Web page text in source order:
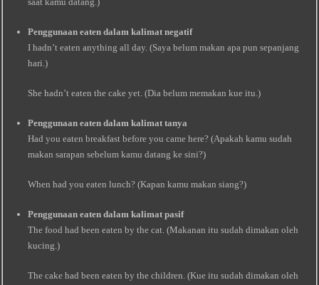
Penggunaan eaten dalam kalimat negatif
I hadn’t eaten anything all day. (Saya belum makan apa pun sepanjang
hari.)
She hadn’t eaten the cake yet. (Dia belum memakan kue itu.)
Penggunaan eaten dalam kalimat tanya
Had you eaten breakfast before you came here? (Apakah kamu sudah
makan sarapan sebelum kamu datang ke sini?)
When had you eaten lunch? (Kapan kamu makan siang?)
Penggunaan eaten dalam kalimat pasif
The food had been eaten by the cat. (Makanan itu sudah dimakan oleh
kucing.)
The cake had been eaten by the children. (Kue itu sudah dimakan oleh